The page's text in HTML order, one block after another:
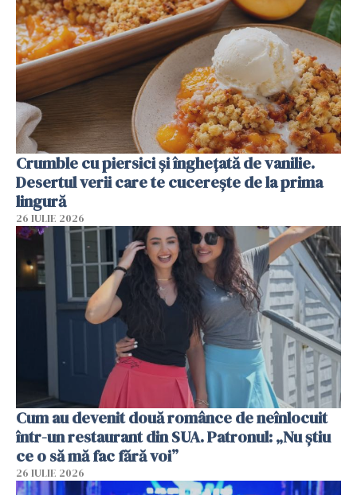
Crumble cu piersici și înghețată de vanilie.
Desertul verii care te cucerește de la prima
lingură
26 IULIE 2026
Cum au devenit două românce de neînlocuit
într-un restaurant din SUA. Patronul: „Nu știu
ce o să mă fac fără voi”
26 IULIE 2026